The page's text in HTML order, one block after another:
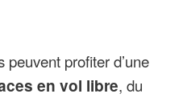
profiter d’une
en vol libre, du